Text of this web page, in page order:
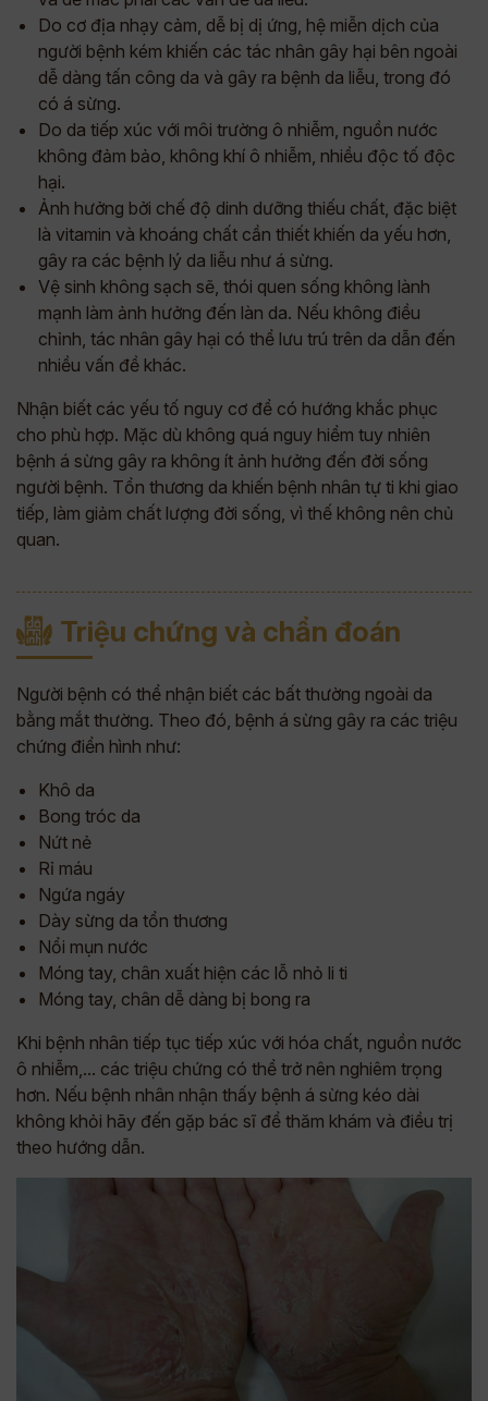
Do cơ địa nhạy cảm, dễ bị dị ứng, hệ miễn dịch của
người bệnh kém khiến các tác nhân gây hại bên ngoài
dễ dàng tấn công da và gây ra bệnh da liễu, trong đó
có á sừng.
Do da tiếp xúc với môi trường ô nhiễm, nguồn nước
không đảm bảo, không khí ô nhiễm, nhiều độc tố độc
hại.
Ảnh hưởng bởi chế độ dinh dưỡng thiếu chất, đặc biệt
là vitamin và khoáng chất cần thiết khiến da yếu hơn,
gây ra các bệnh lý da liễu như á sừng.
Vệ sinh không sạch sẽ, thói quen sống không lành
mạnh làm ảnh hưởng đến làn da. Nếu không điều
chỉnh, tác nhân gây hại có thể lưu trú trên da dẫn đến
nhiều vấn đề khác.
Nhận biết các yếu tố nguy cơ để có hướng khắc phục
cho phù hợp. Mặc dù không quá nguy hiểm tuy nhiên
bệnh á sừng gây ra không ít ảnh hưởng đến đời sống
người bệnh. Tổn thương da khiến bệnh nhân tự ti khi giao
tiếp, làm giảm chất lượng đời sống, vì thế không nên chủ
quan.
Triệu chứng và chẩn đoán
Người bệnh có thể nhận biết các bất thường ngoài da
bằng mắt thường. Theo đó, bệnh á sừng gây ra các triệu
chứng điển hình như:
Khô da
Bong tróc da
Nứt nẻ
Rỉ máu
Ngứa ngáy
Dày sừng da tổn thương
Nổi mụn nước
Móng tay, chân xuất hiện các lỗ nhỏ li ti
Móng tay, chân dễ dàng bị bong ra
Khi bệnh nhân tiếp tục tiếp xúc với hóa chất, nguồn nước
ô nhiễm,... các triệu chứng có thể trở nên nghiêm trọng
hơn. Nếu bệnh nhân nhận thấy bệnh á sừng kéo dài
không khỏi hãy đến gặp bác sĩ để thăm khám và điều trị
theo hướng dẫn.